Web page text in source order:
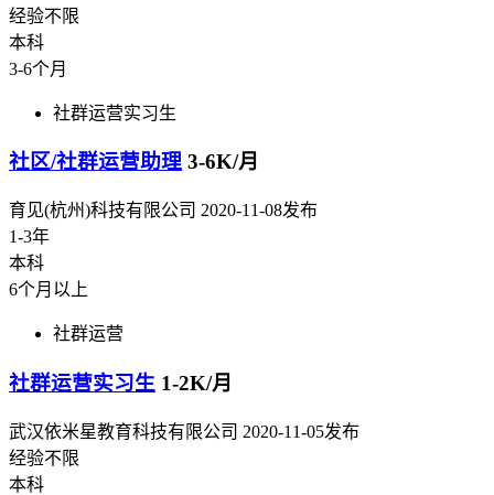
经验不限
本科
3-6个月
社群运营实习生
社区/社群运营助理 3-6K/月
育见(杭州)科技有限公司 2020-11-08发布
1-3年
本科
6个月以上
社群运营
社群运营实习生 1-2K/月
武汉依米星教育科技有限公司 2020-11-05发布
经验不限
本科